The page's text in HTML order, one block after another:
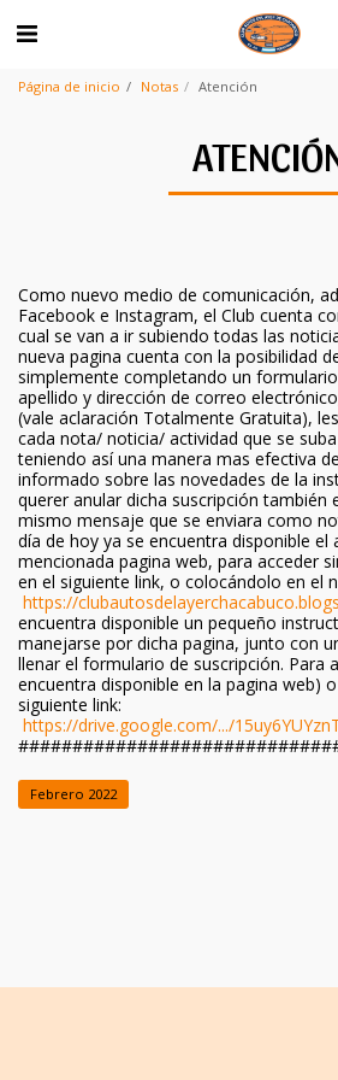
Página de inicio Notas Atención
Como nuevo medio de comunicación,
Facebook e Instagram, el Club cuenta
cual se van a ir subiendo todas las
nueva pagina cuenta con la posibilidad
simplemente completando un
apellido y dirección de correo
(vale aclaración Totalmente Gratuita),
cada nota/ noticia/ actividad que se
teniendo así una manera mas efectiva
informado sobre las novedades de la
querer anular dicha suscripción también
mismo mensaje que se enviara como
día de hoy ya se encuentra disponible el
mencionada pagina web, para acceder
en el siguiente link, o colocándolo en el
https://
encuentra disponible un pequeño
manejarse por dicha pagina, junto con
llenar el formulario de suscripción. Para
encuentra disponible en la pagina web)
siguiente link:
https://drive.google.com/.../
Febrero 2022